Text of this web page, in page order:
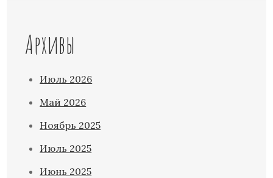
Архивы
Июль 2026
Май 2026
Ноябрь 2025
Июль 2025
Июнь 2025